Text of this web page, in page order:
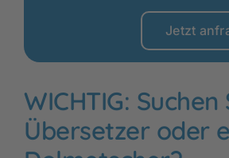
Jetzt
WICHTIG: Suchen
Übersetzer oder